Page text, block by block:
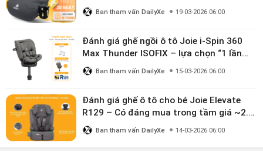
mua?
Ban tham vấn DailyXe 19-03-2026 06:00
Đánh giá ghế ngồi ô tô Joie i-Spin 360
Max Thunder ISOFIX – lựa chọn “1 lần
dùng đến 12 năm” có đáng giá gần 9
triệu?
Ban tham vấn DailyXe 15-03-2026 06:00
Đánh giá ghế ô tô cho bé Joie Elevate
R129 – Có đáng mua trong tầm giá ~2.8
triệu?
Ban tham vấn DailyXe 14-03-2026 06:00